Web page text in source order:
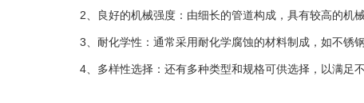
2、良好的机械强度：由细长的管道构成，具有较高的机械
3、耐化学性：通常采用耐化学腐蚀的材料制成，如不锈钢
4、多样性选择：还有多种类型和规格可供选择，以满足不